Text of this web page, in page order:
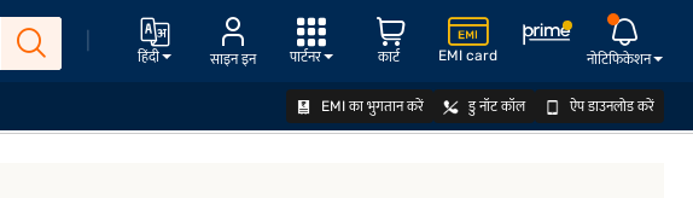
हिंदी साइन इन EMI card नोटिफिकेशन
कार्ट
पार्टनर
EMI का भुगतान करें डु नॉट कॉल ऐप डाउनलोड करें